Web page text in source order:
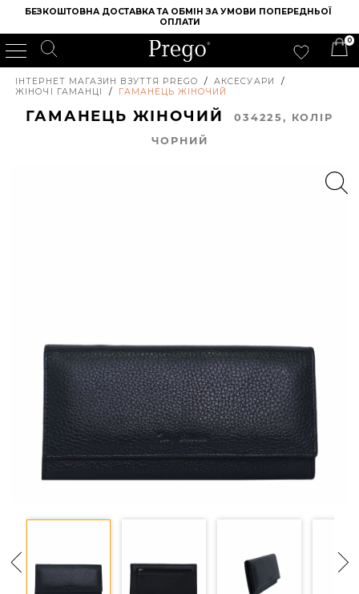
БЕЗКОШТОВНА ДОСТАВКА ТА ОБМІН ЗА УМОВИ ПОПЕРЕДНЬОЇ
ОПЛАТИ
0
ІНТЕРНЕТ МАГАЗИН ВЗУТТЯ PREGO / АКСЕСУАРИ
/
ЖІНОЧІ ГАМАНЦІ
/ ГАМАНЕЦЬ ЖІНОЧИЙ
ГАМАНЕЦЬ ЖІНОЧИЙ034225, КОЛIР
ЧОРНИЙ